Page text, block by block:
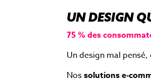
UN DESIGN
75 % des
Un design mal
Nossolutions e-